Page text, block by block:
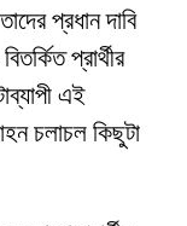
প্রধান দাবি
প্রার্থীর
এই
চলাচল কিছুটা